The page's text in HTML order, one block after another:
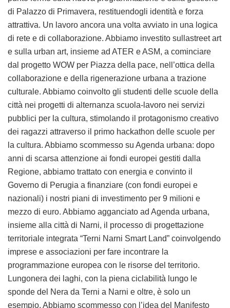
di Palazzo di Primavera, restituendogli identità e forza
attrattiva. Un lavoro ancora una volta avviato in una logica
di rete e di collaborazione. Abbiamo investito sullastreet art
e sulla urban art, insieme ad ATER e ASM, a cominciare
dal progetto WOW per Piazza della pace, nell’ottica della
collaborazione e della rigenerazione urbana a trazione
culturale. Abbiamo coinvolto gli studenti delle scuole della
città nei progetti di alternanza scuola-lavoro nei servizi
pubblici per la cultura, stimolando il protagonismo creativo
dei ragazzi attraverso il primo hackathon delle scuole per
la cultura. Abbiamo scommesso su Agenda urbana: dopo
anni di scarsa attenzione ai fondi europei gestiti dalla
Regione, abbiamo trattato con energia e convinto il
Governo di Perugia a finanziare (con fondi europei e
nazionali) i nostri piani di investimento per 9 milioni e
mezzo di euro. Abbiamo agganciato ad Agenda urbana,
insieme alla città di Narni, il processo di progettazione
territoriale integrata “Terni Narni Smart Land” coinvolgendo
imprese e associazioni per fare incontrare la
programmazione europea con le risorse del territorio.
Lungonera dei laghi, con la piena ciclabilità lungo le
sponde del Nera da Terni a Narni e oltre, è solo un
esempio. Abbiamo scommesso con l’idea del Manifesto